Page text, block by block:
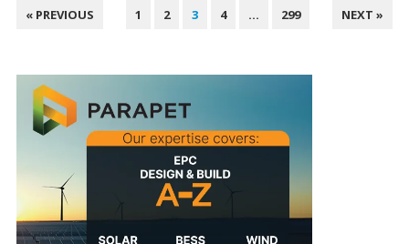
PAGINAȚIE
« PREVIOUS 1 2 3 4 … 299 NEXT »